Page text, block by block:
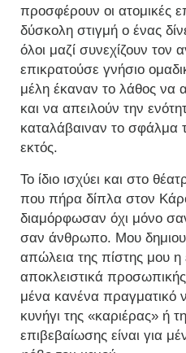
προσφέρουν οι ατομικές
δύσκολη στιγμή ο ένας
όλοι μαζί συνεχίζουν
επικρατούσε γνήσιο
μέλη έκαναν το λάθος να
και να απειλούν την
καταλάβαιναν το σφάλμα
εκτός.
Το ίδιο ισχύει και στο
που πήρα δίπλα στον
διαμόρφωσαν όχι μόνο
σαν άνθρωπο. Μου
απώλεια της πίστης μου η
αποκλειστικά προσωπικής
μένα κανένα πραγματικό
κυνήγι της «καριέρας» ή
επιβεβαίωσης είναι για